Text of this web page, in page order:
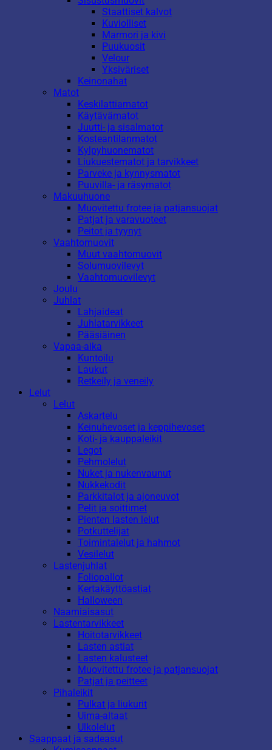
Staattiset kalvot
Kuviolliset
Marmori ja kivi
Puukuosit
Velour
Yksiväriset
Keinonahat
Matot
Keskilattiamatot
Käytävämatot
Juutti- ja sisalmatot
Kosteantilanmatot
Kylpyhuonematot
Liukuestematot ja tarvikkeet
Parveke ja kynnysmatot
Puuvilla- ja räsymatot
Makuuhuone
Muovitettu frotee ja patjansuojat
Patjat ja varavuoteet
Peitot ja tyynyt
Vaahtomuovit
Muut vaahtomuovit
Solumuovilevyt
Vaahtomuovilevyt
Joulu
Juhlat
Lahjaideat
Juhlatarvikkeet
Pääsiäinen
Vapaa-aika
Kuntoilu
Laukut
Retkeily ja veneily
Lelut
Lelut
Askartelu
Keinuhevoset ja keppihevoset
Koti- ja kauppaleikit
Legot
Pehmolelut
Nuket ja nukenvaunut
Nukkekodit
Parkkitalot ja ajoneuvot
Pelit ja soittimet
Pienten lasten lelut
Potkuttelijat
Toimintalelut ja hahmot
Vesilelut
Lastenjuhlat
Foliopallot
Kertakäyttöastiat
Halloween
Naamiaisasut
Lastentarvikkeet
Hoitotarvikkeet
Lasten astiat
Lasten kalusteet
Muovitettu frotee ja patjansuojat
Patjat ja peitteet
Pihaleikit
Pulkat ja liukurit
Uima-altaat
Ulkolelut
Saappaat ja sadeasut